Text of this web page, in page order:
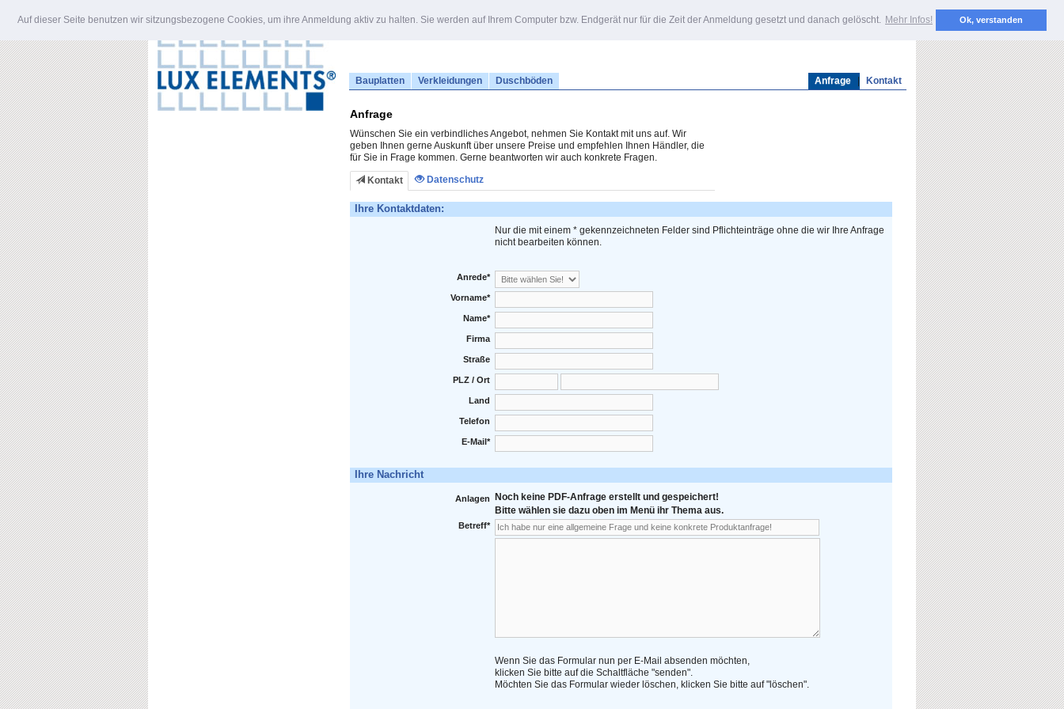
Auf dieser Seite benutzen wir sitzungsbezogene Cookies, um ihre Anmeldung aktiv zu halten. Sie werden auf Ihrem Computer bzw. Endgerät nur für die Zeit der Anmeldung gesetzt und danach gelöscht. Mehr Infos! Ok, verstanden
Bauplatten Verkleidungen Duschböden Anfrage Kontakt
Anfrage
Wünschen Sie ein verbindliches Angebot, nehmen Sie Kontakt mit uns auf. Wir
geben Ihnen gerne Auskunft über unsere Preise und empfehlen Ihnen Händler, die
für Sie in Frage kommen. Gerne beantworten wir auch konkrete Fragen.
Kontakt Datenschutz
Ihre Kontaktdaten:
Nur die mit einem * gekennzeichneten Felder sind Pflichteinträge ohne die wir Ihre Anfrage
nicht bearbeiten können.
Anrede*
Vorname*
Name*
Firma
Straße
PLZ / Ort
Land
Telefon
E-Mail*
Ihre Nachricht
Anlagen Noch keine PDF-Anfrage erstellt und gespeichert!
Bitte wählen sie dazu oben im Menü ihr Thema aus.
Betreff*
Wenn Sie das Formular nun per E-Mail absenden möchten,
klicken Sie bitte auf die Schaltfläche "senden".
Möchten Sie das Formular wieder löschen, klicken Sie bitte auf "löschen".